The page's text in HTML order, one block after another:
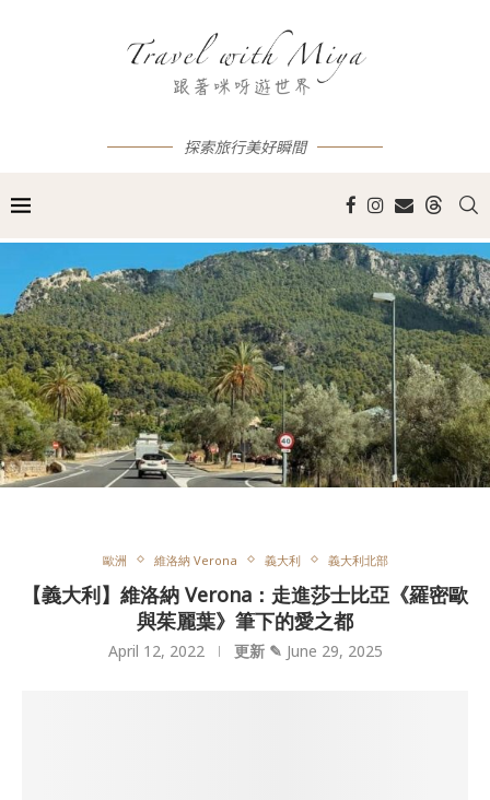
探索旅行美好瞬間
歐洲 維洛納 Verona 義大利 義大利北部
【義大利】維洛納 Verona：走進莎士比亞《羅密歐
與茱麗葉》筆下的愛之都
April 12, 2022 更新 ✎ June 29, 2025